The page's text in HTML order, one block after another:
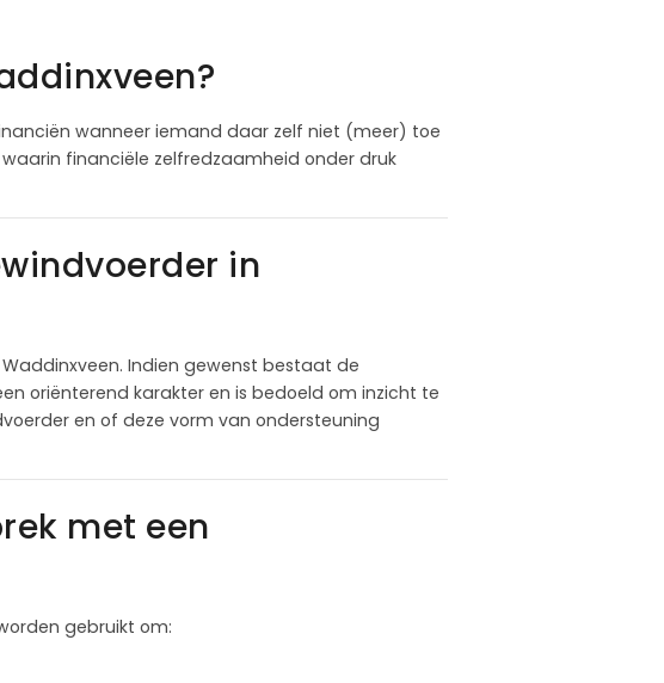
wanneer iemand daar zelf niet (meer) toe
financiële zelfredzaamheid onder druk
in
Indien gewenst bestaat de
oriënterend karakter en is bedoeld om inzicht te
en of deze vorm van ondersteuning
met een
gebruikt om: